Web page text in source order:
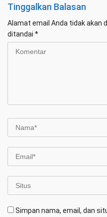
Tinggalkan Balasan
Alamat email Anda tidak akan
ditandai *
Simpan nama, email, dan